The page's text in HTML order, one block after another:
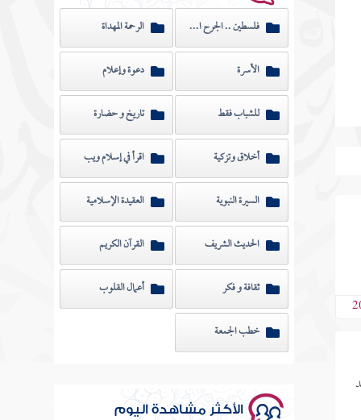
فلسطين .. الجرح النازف الرحمة المهداة
الأسرة دعوة وإعلام
للشباب فقط تاريخ و حضارة
أخلاق وتزكية اقرأ في إسلام ويب
السيرة النبوية العقيدة الإسلامية
الحديث الشريف القرآن الكريم
ثقافة و فكر أعمال القلوب
خطب الجمعة
الأكثر مشاهدة اليوم